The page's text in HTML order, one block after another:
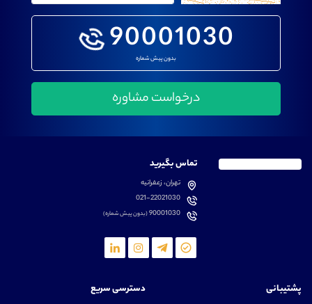
90001030
بدون پیش شماره
تماس بگیرید
تهران، زعفرانیه
021-22021030
90001030(بدون پیش شماره)
پشتیبانی دسترسی سریع